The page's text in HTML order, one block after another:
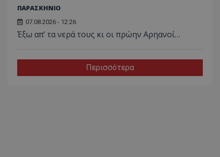
ΠΑΡΑΣΚΗΝΙΟ
07.08.2026 - 12:26
Έξω απ’ τα νερά τους κι οι πρώην Αρηανοί…
Περισσότερα